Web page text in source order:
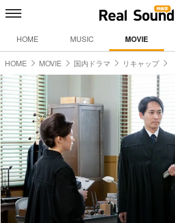
HOME MUSIC MOVIE
HOME MOVIE 国内ドラマ リキャップ